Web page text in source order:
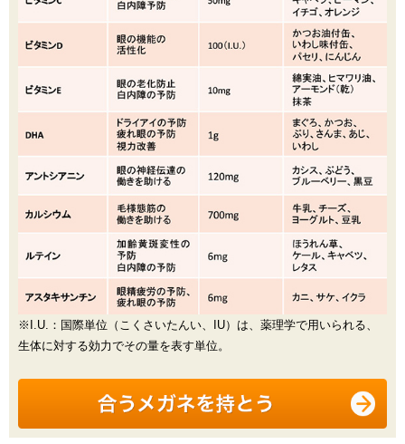
※I.U.：国際単位（こくさいたんい、IU）は、薬理学で用いられる、
生体に対する効力でその量を表す単位。